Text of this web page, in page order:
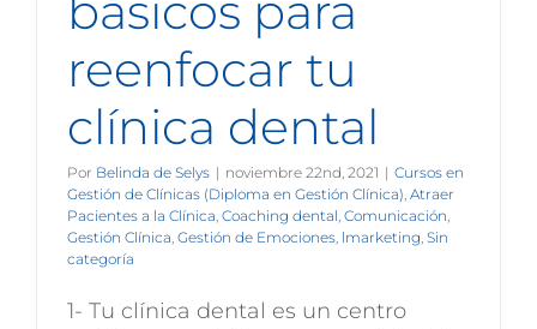
reenfocar tu
clínica dental
Por Belinda de Selys | noviembre 22nd, 2021 | Cursos en
Gestión de Clínicas (Diploma en Gestión Clínica) Atraer
Pacientes a la Clínica Coaching dental Comunicación
Gestión Clínica Gestión de Emociones lmarketing Sin
categoría
1- Tu clínica dental es un centro